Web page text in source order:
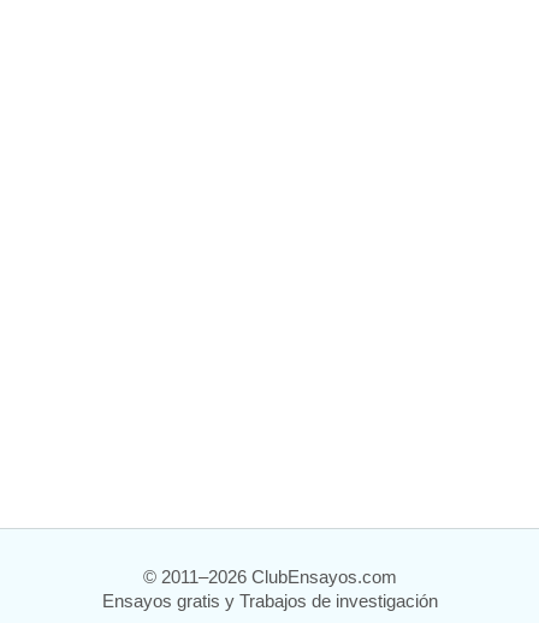
© 2011–2026 ClubEnsayos.com
Ensayos gratis y Trabajos de investigación